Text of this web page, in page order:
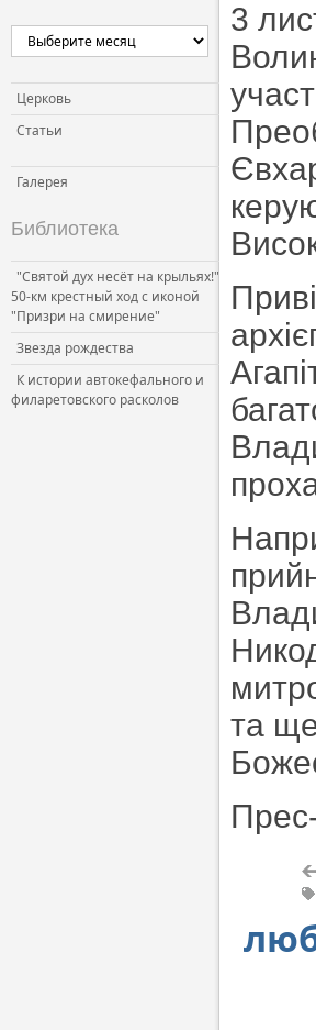
Церковь и
Церковь и
Церковь и СМИ
Церковь
Статьи
Галерея
Библиотека
"Святой дух несёт на крыльях!"
50-км крестный ход с иконой
"Призри на смирение"
Звезда рождества
К истории автокефального и
филаретовского расколов
3
та ще